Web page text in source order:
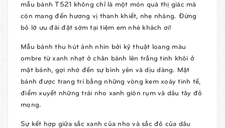
mẫu bánh T521 không chỉ là một món quà thị giác mà
còn mang đến hương vị thanh khiết, nhẹ nhàng. Đừng
bỏ lỡ ưu đãi đặt sớm tại tiệm em nhé khách ơi!
Mẫu bánh thu hút ánh nhìn bởi kỹ thuật loang màu
ombre từ xanh nhạt ở chân bánh lên trắng tinh khôi ở
mặt bánh, gợi nhớ đến sự bình yên và dịu dàng. Mặt
bánh được trang trí bằng những vòng kem xoáy tinh tế,
điểm xuyết những trái nho xanh giòn rụm và dâu tây đỏ
mọng.
Sự kết hợp giữa sắc xanh của nho và sắc đỏ của dâu